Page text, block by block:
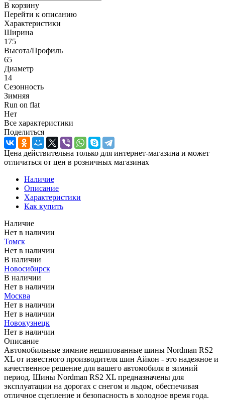
В корзину
Перейти к описанию
Характеристики
Ширина
175
Высота/Профиль
65
Диаметр
14
Сезонность
Зимняя
Run on flat
Нет
Все характеристики
Поделиться
Цена действительна только для интернет-магазина и может
отличаться от цен в розничных магазинах
Наличие
Описание
Характеристики
Как купить
Наличие
Нет в наличии
Томск
Нет в наличии
В наличии
Новосибирск
В наличии
Нет в наличии
Москва
Нет в наличии
Нет в наличии
Новокузнецк
Нет в наличии
Описание
Автомобильные зимние нешипованные шины Nordman RS2
XL от известного производителя шин Айкон - это надежное и
качественное решение для вашего автомобиля в зимний
период. Шины Nordman RS2 XL предназначены для
эксплуатации на дорогах с снегом и льдом, обеспечивая
отличное сцепление и безопасность в холодное время года.